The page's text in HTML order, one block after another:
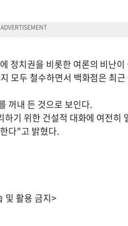
정치권을 비롯한 여론의 비난
모두 철수하면서 백화점은 최
꺼내 든 것으로 보인다.
기 위한 건설적 대화에 여전히
다"고 밝혔다.
및 활용 금지>